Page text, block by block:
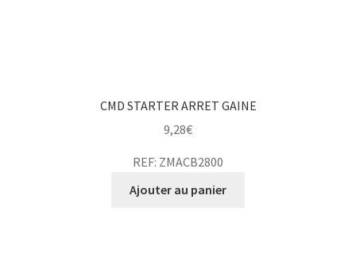
CMD STARTER ARRET GAINE
9,28€
REF: ZMACB2800
Ajouter au panier